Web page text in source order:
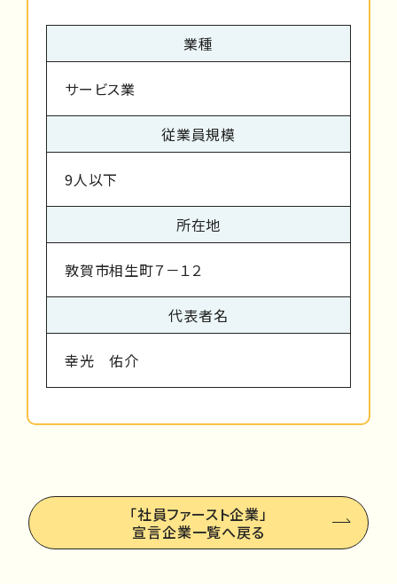
業種
サービス業
従業員規模
9人以下
所在地
敦賀市相生町７－１２
代表者名
幸光 佑介
「社員ファースト企業」
宣言企業一覧へ戻る